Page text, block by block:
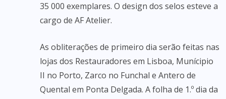
35 000 exemplares. O design dos selos esteve a
cargo de AF Atelier.
As obliterações de primeiro dia serão feitas nas
lojas dos Restauradores em Lisboa, Munícipio
II no Porto, Zarco no Funchal e Antero de
Quental em Ponta Delgada. A folha de 1.º dia da